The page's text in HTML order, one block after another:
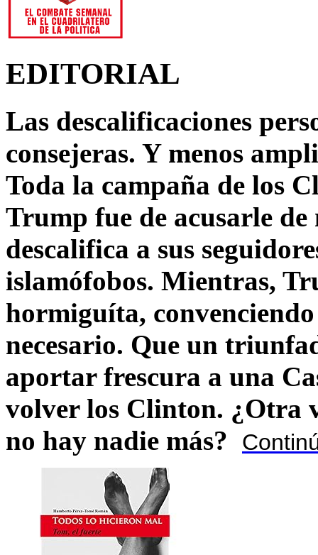
EDITORIAL
Las descalificaciones
consejeras. Y menos
Toda la campaña de los
Trump fue de acusarle
descalifica a sus
islamófobos. Mientras,
hormiguíta,
necesario. Que un
aportar frescura a una
volver los Clinton. ¿Otra
no hay nadie más?